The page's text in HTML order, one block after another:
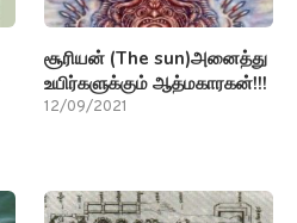
சூரியன் (The sun)அனைத்து
உயிர்களுக்கும் ஆத்மகாரகன்!!!
12/09/2021